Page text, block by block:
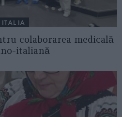
ITALIA
colaborarea medicală
italiană